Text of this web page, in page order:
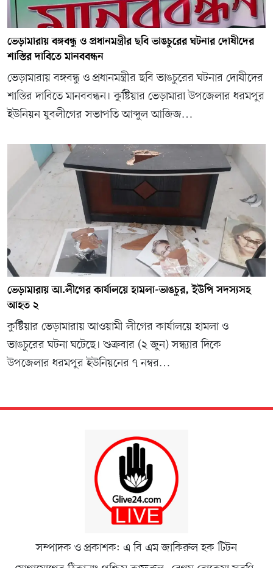
ভেড়ামারায় বঙ্গবন্ধু ও প্রধানমন্ত্রীর ছবি ভাঙচুরের ঘটনার দোষীদের
শাস্তির দাবিতে মানববন্ধন
ভেড়ামারায় বঙ্গবন্ধু ও প্রধানমন্ত্রীর ছবি ভাঙচুরের ঘটনার দোষীদের
শাস্তির দাবিতে মানববন্ধন। কুষ্টিয়ার ভেড়ামারা উপজেলার ধরমপুর
ইউনিয়ন যুবলীগের সভাপতি আব্দুল আজিজ…
ভেড়ামারায় আ.লীগের কার্যালয়ে হামলা-ভাঙচুর, ইউপি সদস্যসহ
আহত ২
কুষ্টিয়ার ভেড়ামারায় আওয়ামী লীগের কার্যালয়ে হামলা ও
ভাঙচুরের ঘটনা ঘটেছে। শুক্রবার (২ জুন) সন্ধ্যার দিকে
উপজেলার ধরমপুর ইউনিয়নের ৭ নম্বর…
সম্পাদক ও প্রকাশক: এ বি এম জাকিরুল হক টিটন